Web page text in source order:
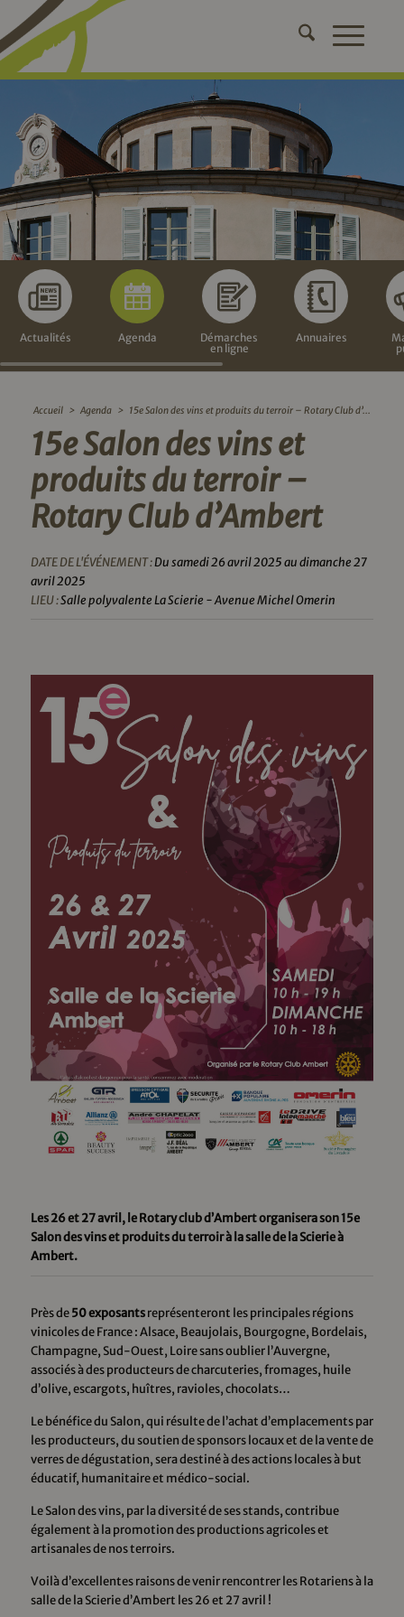
Actualités Agenda
Démarches
en ligne
Annuaires
Accueil > Agenda > 15e Salon des vins et produits du terroir – Rotary Club d’...
15e Salon des vins et
produits du terroir –
Rotary Club d’Ambert
DATE DE L'ÉVÉNEMENT :Du samedi 26 avril 2025 au dimanche 27
avril 2025
LIEU :Salle polyvalente La Scierie - Avenue Michel Omerin
Les 26 et 27 avril, le Rotary club d’Ambert organisera son 15e
Salon des vins et produits du terroir à la salle de la Scierie à
Ambert.
Près de50 exposantsreprésenteront les principales régions
vinicoles de France : Alsace, Beaujolais, Bourgogne, Bordelais,
Champagne, Sud-Ouest, Loire sans oublier l’Auvergne,
associés à des producteurs de charcuteries, fromages, huile
d’olive, escargots, huîtres, ravioles, chocolats…
Le bénéfice du Salon, qui résulte de l’achat d’emplacements par
les producteurs, du soutien de sponsors locaux et de la vente de
verres de dégustation, sera destiné à des actions locales à but
éducatif, humanitaire et médico-social.
Le Salon des vins, par la diversité de ses stands, contribue
également à la promotion des productions agricoles et
artisanales de nos terroirs.
Voilà d’excellentes raisons de venir rencontrer les Rotariens à la
salle de la Scierie d’Ambert les 26 et 27 avril !